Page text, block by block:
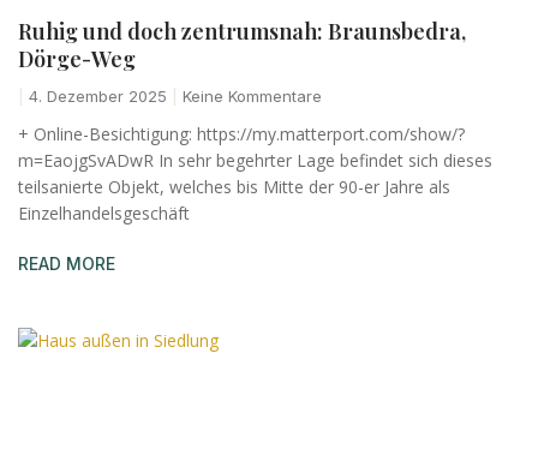
Ruhig und doch zentrumsnah: Braunsbedra,
Dörge-Weg
4. Dezember 2025 Keine Kommentare
+ Online-Besichtigung: https://my.matterport.com/show/?
m=EaojgSvADwR In sehr begehrter Lage befindet sich dieses
teilsanierte Objekt, welches bis Mitte der 90-er Jahre als
Einzelhandelsgeschäft
READ MORE